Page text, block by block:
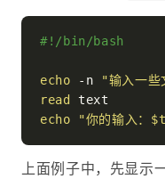
#!/bin/bash
echo -n
"输入一
read
echo
"你的输入：
上面例子中，先显示